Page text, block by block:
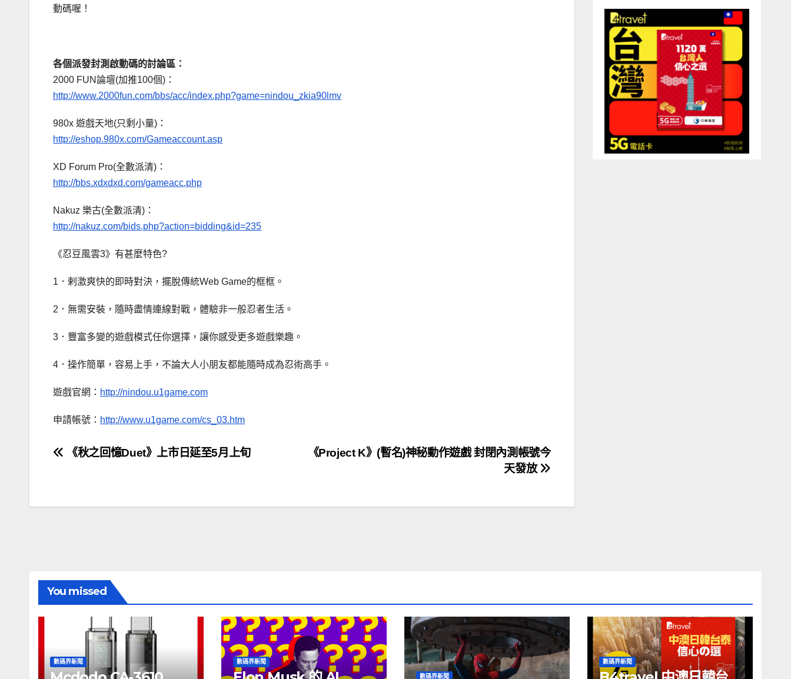
動碼喔！
各個派發封測啟動碼的討論區：
2000 FUN論壇(加推100個)：
http://www.2000fun.com/bbs/acc/index.php?game=nindou_zkia90lmv
980x 遊戲天地(只剩小量)：
http://eshop.980x.com/Gameaccount.asp
XD Forum Pro(全數派清)：
http://bbs.xdxdxd.com/gameacc.php
Nakuz 樂古(全數派清)：
http://nakuz.com/bids.php?action=bidding&id=235
《忍豆風雲3》有甚麼特色?
1．剌激爽快的即時對決，擺脫傳統Web Game的框框。
2．無需安裝，隨時盡情連線對戰，體驗非一般忍者生活。
3．豐富多變的遊戲模式任你選擇，讓你感受更多遊戲樂趣。
4．操作簡單，容易上手，不論大人小朋友都能隨時成為忍術高手。
遊戲官網： http://nindou.u1game.com
申請帳號： http://www.u1game.com/cs_03.htm
文
導
《Project K》(暫名)神秘動作遊戲 封閉內測帳號今
天發放
《秋之回憶Duet》上市日延至5月上旬
You missed
數碼界新聞 數碼界新聞
數碼界新聞
數碼界新聞